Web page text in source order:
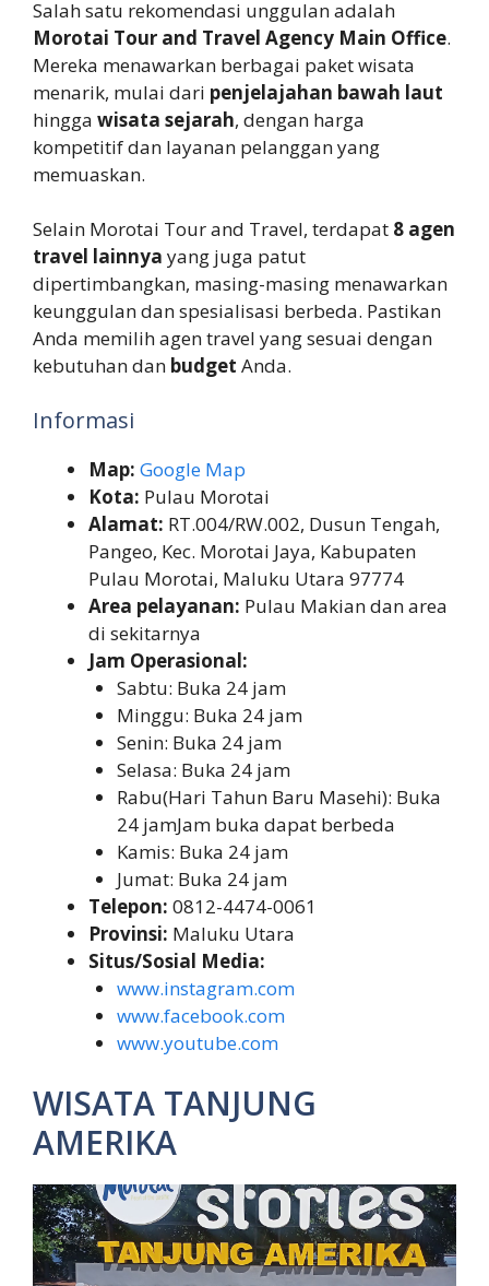
Salah satu rekomendasi unggulan adalah
Morotai Tour and Travel Agency Main Office.
Mereka menawarkan berbagai paket wisata
menarik, mulai dari penjelajahan bawah laut
hingga wisata sejarah, dengan harga
kompetitif dan layanan pelanggan yang
memuaskan.
Selain Morotai Tour and Travel, terdapat 8 agen
travel lainnya yang juga patut
dipertimbangkan, masing-masing menawarkan
keunggulan dan spesialisasi berbeda. Pastikan
Anda memilih agen travel yang sesuai dengan
kebutuhan dan budget Anda.
Informasi
Map: Google Map
Kota: Pulau Morotai
Alamat: RT.004/RW.002, Dusun Tengah,
Pangeo, Kec. Morotai Jaya, Kabupaten
Pulau Morotai, Maluku Utara 97774
Area pelayanan: Pulau Makian dan area
di sekitarnya
Jam Operasional:
Sabtu: Buka 24 jam
Minggu: Buka 24 jam
Senin: Buka 24 jam
Selasa: Buka 24 jam
Rabu(Hari Tahun Baru Masehi): Buka
24 jamJam buka dapat berbeda
Kamis: Buka 24 jam
Jumat: Buka 24 jam
Telepon: 0812-4474-0061
Provinsi: Maluku Utara
Situs/Sosial Media:
www.instagram.com
www.facebook.com
www.youtube.com
WISATA TANJUNG
AMERIKA